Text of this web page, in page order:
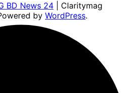
BD News 24 | Claritymag
by WordPress.